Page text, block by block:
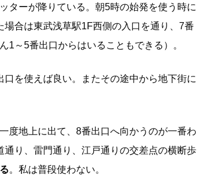
ターが降りている。朝5時の始発を使う時に
合は東武浅草駅1F西側の入口を通り、7番
1～5番出口からはいることもできる）。
を使えば良い。またその途中から地下街に
度地上に出て、8番出口へ向かうのが一番わ
り、雷門通り、江戸通りの交差点の横断歩
。私は普段使わない。